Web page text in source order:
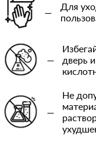
—
Для
—
дверь
—
Не